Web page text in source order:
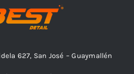
627, San José – Guaymallén